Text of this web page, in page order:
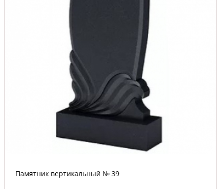
Памятник вертикальный № 39